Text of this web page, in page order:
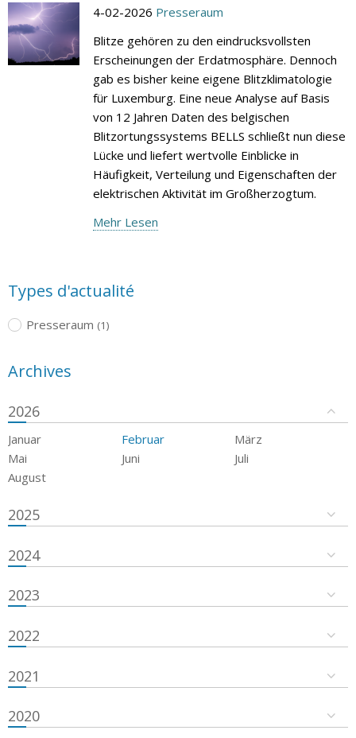
4-02-2026 Presseraum
Blitze gehören zu den eindrucksvollsten
Erscheinungen der Erdatmosphäre. Dennoch
gab es bisher keine eigene Blitzklimatologie
für Luxemburg. Eine neue Analyse auf Basis
von 12 Jahren Daten des belgischen
Blitzortungssystems BELLS schließt nun diese
Lücke und liefert wertvolle Einblicke in
Häufigkeit, Verteilung und Eigenschaften der
elektrischen Aktivität im Großherzogtum.
Mehr Lesen
Types d'actualité
Presseraum (1)
Archives
2026
Januar Februar
März
Mai
Juni
Juli
August
2025
2024
2023
2022
2021
2020